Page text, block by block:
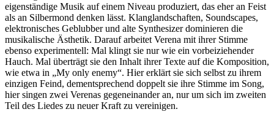
eigenständige Musik auf einem Niveau produziert, das eher an Feist
als an Silbermond denken lässt. Klanglandschaften, Soundscapes,
elektronisches Geblubber und alte Synthesizer dominieren die
musikalische Ästhetik. Darauf arbeitet Verena mit ihrer Stimme
ebenso experimentell: Mal klingt sie nur wie ein vorbeiziehender
Hauch. Mal überträgt sie den Inhalt ihrer Texte auf die Komposition,
wie etwa in „My only enemy“. Hier erklärt sie sich selbst zu ihrem
einzigen Feind, dementsprechend doppelt sie ihre Stimme im Song,
hier singen zwei Verenas gegeneinander an, nur um sich im zweiten
Teil des Liedes zu neuer Kraft zu vereinigen.